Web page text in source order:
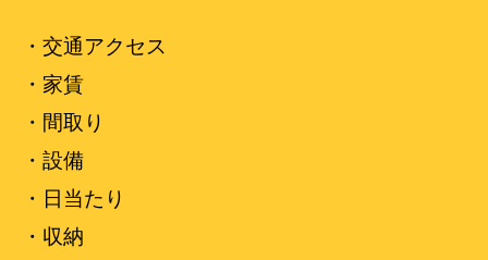
・交通アクセス
・家賃
・間取り
・設備
・日当たり
・収納